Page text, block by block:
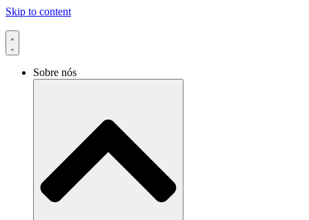
Skip to content
Sobre nós